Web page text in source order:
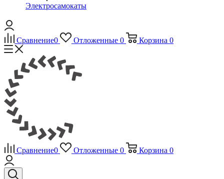
Электросамокаты
Сравнение0 Отложенные 0 Корзина 0
Сравнение0 Отложенные 0 Корзина 0